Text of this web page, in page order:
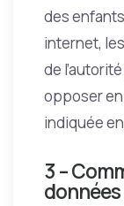
des
internet,
de
opposer en
indiquée
3 –